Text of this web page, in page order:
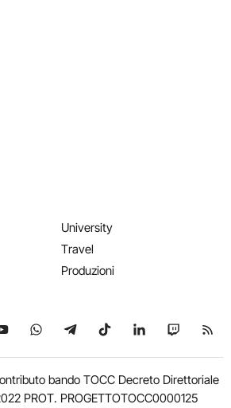
University
Travel
Produzioni
su X su YouTube
Seguici su WhatsApp
Seguici su Telegram
Seguici su TikTok
Seguici su
Seguici
bando TOCC Decreto Direttoriale
PROT. PROGETTOTOCC0000125